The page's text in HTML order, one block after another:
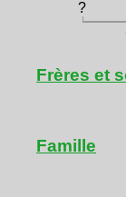
?
Frères et
Famille